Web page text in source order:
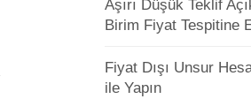
Aşırı Düşük Teklif
Birim Fiyat Tespitine
Fiyat Dışı Unsur
ile Yapın